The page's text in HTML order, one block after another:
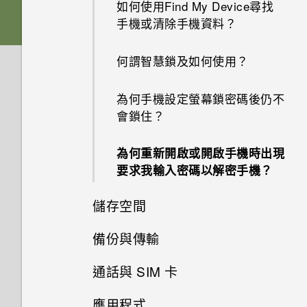
如果手機不斷重新啟動或無法開
機進入主畫面，該怎麼辦？
手機無法充電時該怎麼做？
為何電池電力消耗如此快速？
如何使用Find My Device尋找
手機或清除手機資料？
何謂智慧鎖及如何使用？
為何手機設定螢幕鎖密碼後仍不
會鎖住？
為何重新開啟或開啟手機時出現
要求我輸入密碼以解密手機？
儲存空間
如何將檔案與資料夾複製或移到
記憶卡？
如何檢視 USB 隨身碟內的檔案
備份與傳輸
如何備份相片及影片？
通話與 SIM 卡